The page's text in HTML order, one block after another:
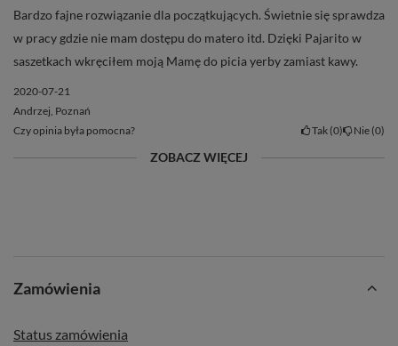
Bardzo fajne rozwiązanie dla początkujących. Świetnie się sprawdza
w pracy gdzie nie mam dostępu do matero itd. Dzięki Pajarito w
saszetkach wkręciłem moją Mamę do picia yerby zamiast kawy.
2020-07-21
Andrzej, Poznań
Czy opinia była pomocna?
Tak 0 Nie 0
ZOBACZ WIĘCEJ
Zamówienia
Status zamówienia